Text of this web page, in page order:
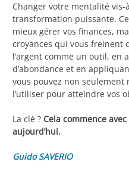
Changer votre mentalité vis-
transformation puissante.
mieux gérer vos finances,
croyances qui vous freinent
l’argent comme un outil, en
d’abondance et en
vous pouvez non seulement
l’utiliser pour atteindre vos
La clé ? Cela commence
aujourd’hui.
Guido SAVERIO